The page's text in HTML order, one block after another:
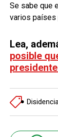
Se sabe que
varios países
Lea,
posible